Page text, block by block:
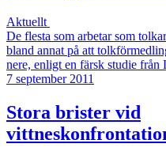
Aktuellt
De flesta som arbetar som
bland annat på att
nere, enligt en färsk studie från
7 september 2011
Stora brister vid